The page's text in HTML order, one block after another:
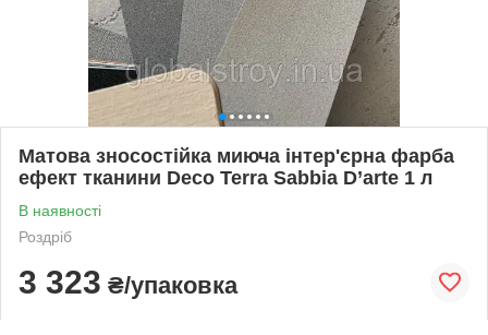
Матова зносостійка миюча інтер'єрна фарба
ефект тканини Deco Terra Sabbia D’arte 1 л
В наявності
Роздріб
3 323 ₴/упаковка